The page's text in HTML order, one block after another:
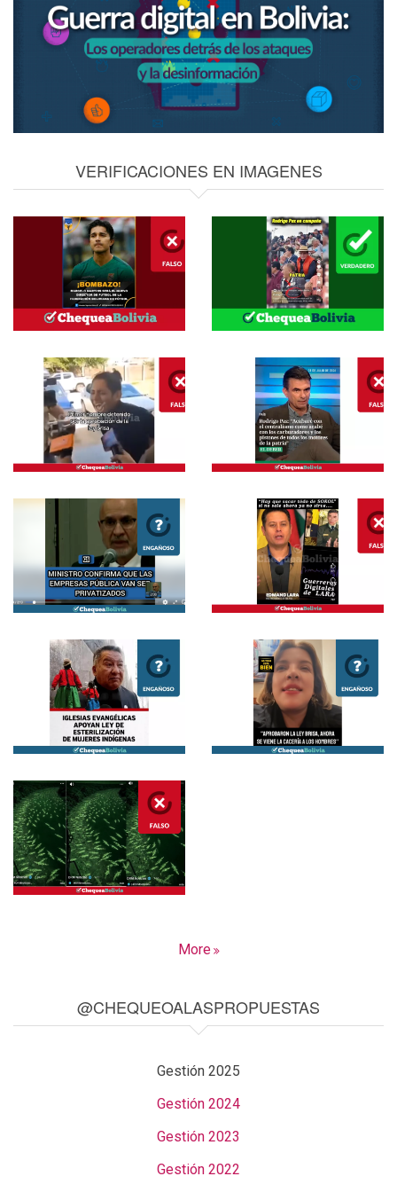
VERIFICACIONES EN IMAGENES
More
@CHEQUEOALASPROPUESTAS
Gestión 2025
Gestión 2024
Gestión 2023
Gestión 2022